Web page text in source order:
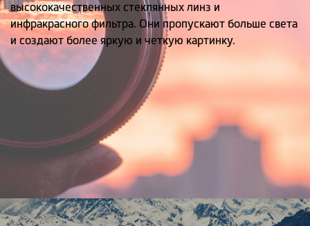
высококачественных стеклянных линз и
инфракрасного фильтра. Они пропускают больше света
и создают более яркую и четкую картинку.